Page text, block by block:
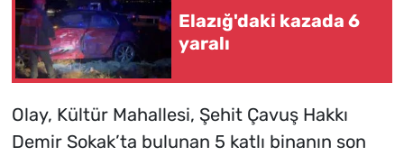
Elazığ'daki kazada 6
yaralı
Olay, Kültür Mahallesi, Şehit Çavuş Hakkı
Demir Sokak’ta bulunan 5 katlı binanın son